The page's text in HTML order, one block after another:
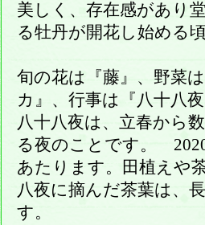
美しく、存在感があり
る牡丹が開花し始める
旬の花は『藤』、野菜
カ』、行事は『八十八
八十八夜は、立春から
る夜のことです。
あたります。田植えや
八夜に摘んだ茶葉は、
す。